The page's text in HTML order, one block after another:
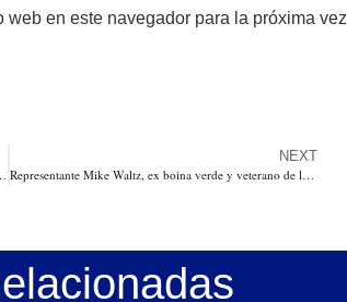
en este navegador para la próxima vez
En Soledad Policía captura a alias Ricostilla por el delito por el delito de homicidio
NEXT
Representante Mike Waltz, ex boina verde y veterano de la guerra en Afganistán, advierte a Biden, sobre decapitaciones de familias enteras en ese territorio